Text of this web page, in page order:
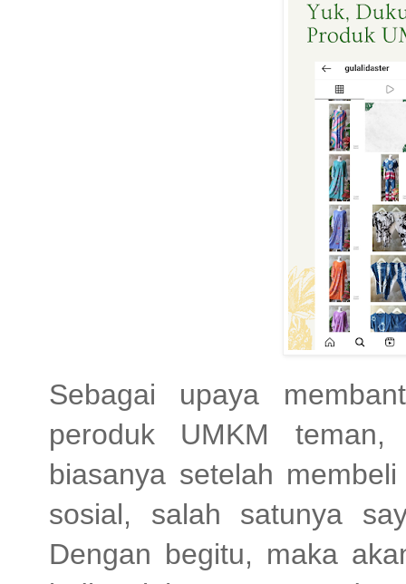
Sebagai upaya
peroduk UMKM
biasanya setelah
sosial, salah satunya
Dengan begitu, maka